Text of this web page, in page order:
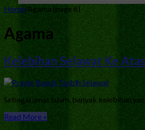
Home/Agama (page 6)
Agama
Kelebihan Selawat Ke
Sebagai umat Islam, banyak kelebihan
Read More »